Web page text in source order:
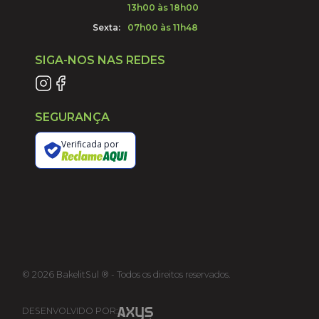
13h00 às 18h00
Sexta:
07h00 às 11h48
SIGA-NOS NAS REDES
SEGURANÇA
Verificada por
© 2026BakelitSul ® - Todos os direitos reservados.
DESENVOLVIDO POR: